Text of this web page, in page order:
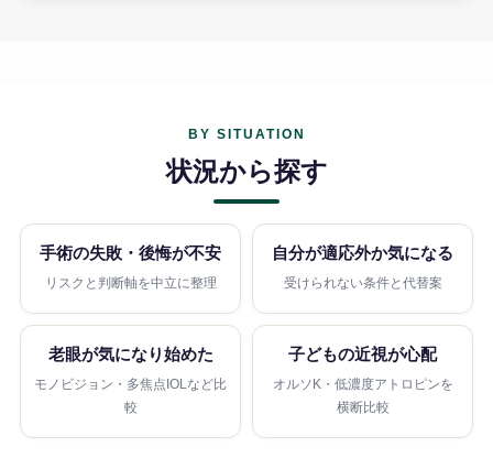
BY SITUATION
状況から探す
手術の失敗・後悔が不安
リスクと判断軸を中立に整理
自分が適応外か気になる
受けられない条件と代替案
老眼が気になり始めた
モノビジョン・多焦点IOLなど比
較
子どもの近視が心配
オルソK・低濃度アトロピンを
横断比較